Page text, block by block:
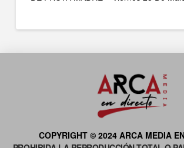
COPYRIGHT © 2024 ARCA MEDIA